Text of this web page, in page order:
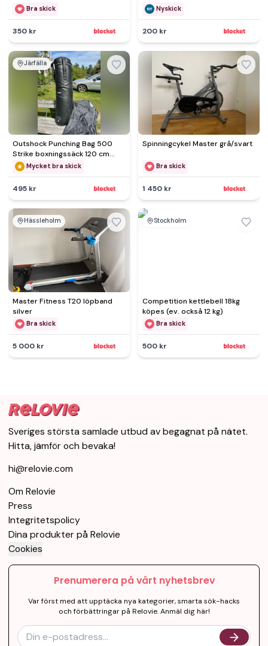
Bra skick
350 kr
Nyskick
200 kr
Järfälla
Outshock Punching Bag 500
Strike boxningssäck 120 cm
svartMycket bra skick
495 kr
Spinningcykel Master grå/svart
Bra skick
1 450 kr
Hässleholm
Master Fitness T20 löpband
silver
Bra skick
5 000 kr
Stockholm
Competition kettlebell 18kg
köpes (ev. också 12 kg)
Bra skick
500 kr
Sveriges största samlade utbud av begagnat på nätet.
Hitta, jämför och bevaka!
hi@relovie.com
Om Relovie
Press
Integritetspolicy
Dina produkter på Relovie
Cookies
Prenumerera på vårt nyhetsbrev
Var först med att upptäcka nya kategorier, smarta sök-hacks
och förbättringar på Relovie. Anmäl dig här!